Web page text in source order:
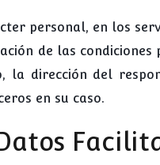
personal, en los
de las
dirección del
en su caso.